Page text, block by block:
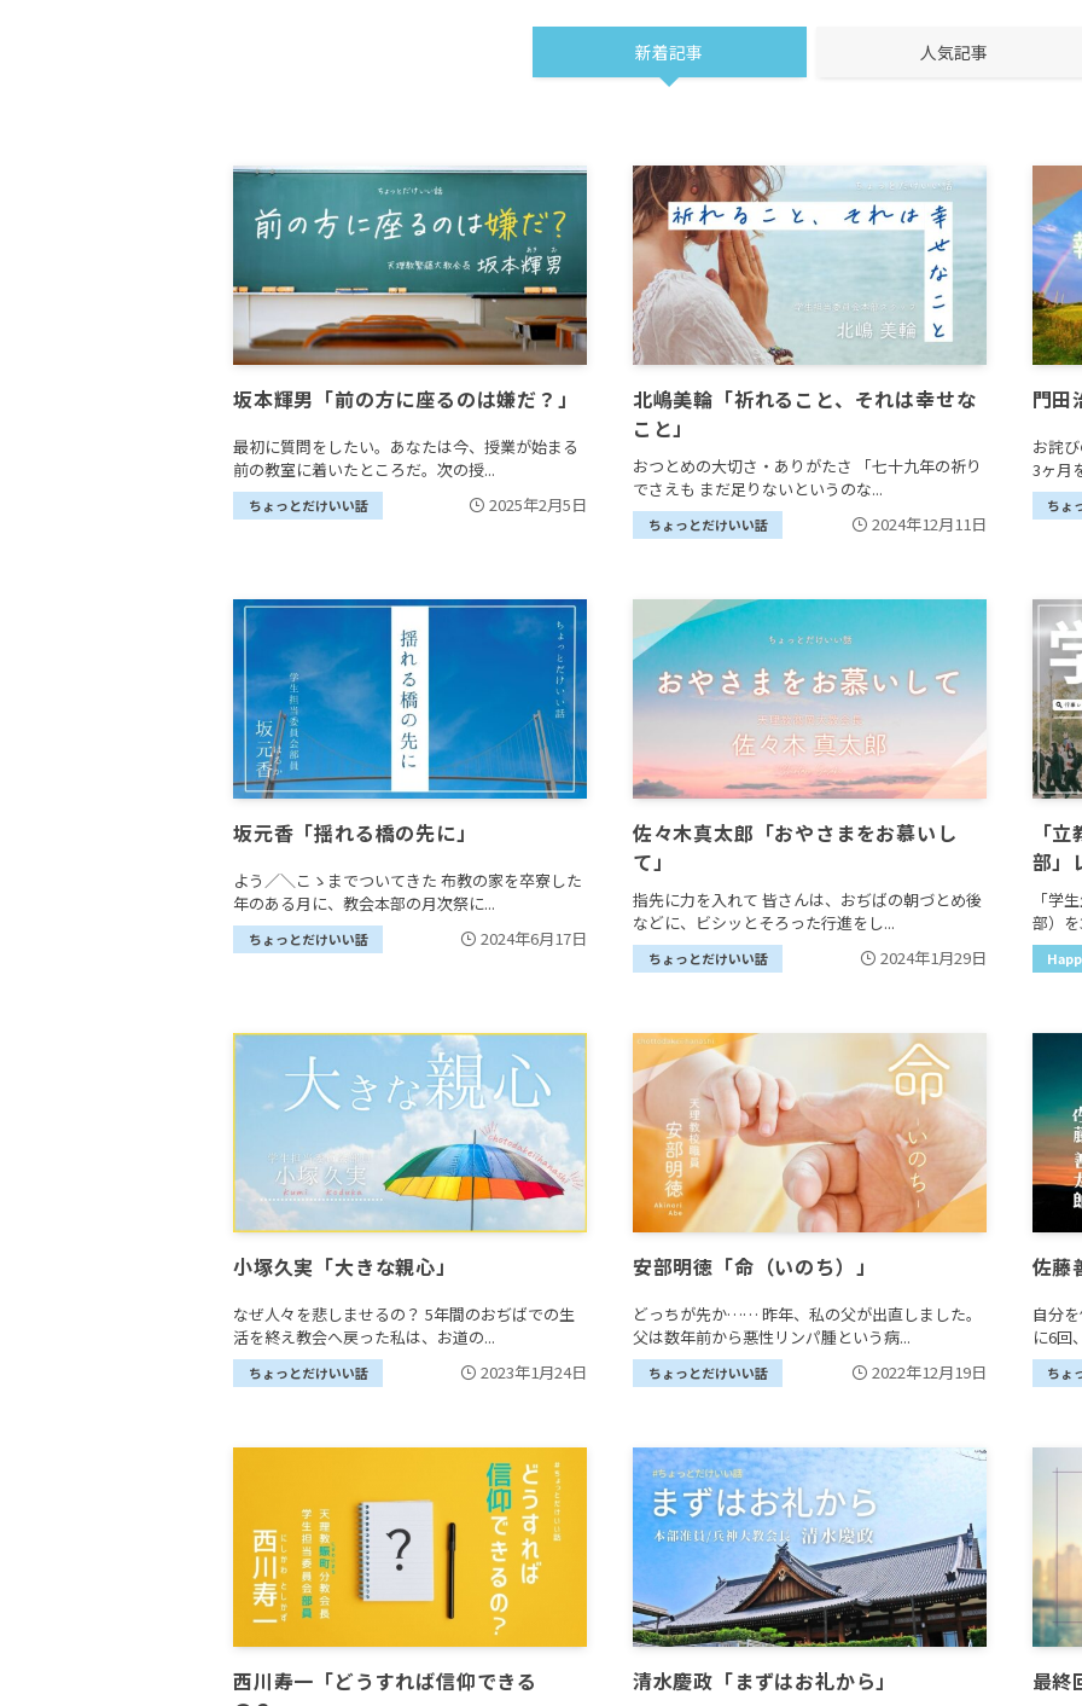
新着記事 人気記事
坂本輝男「前の方に座るのは嫌だ？」
最初に質問をしたい。あなたは今、授業が始まる
前の教室に着いたところだ。次の授...
2025年2月5日
ちょっとだけいい話
北嶋美輪「祈れること、それは幸せな
こと」
おつとめの大切さ・ありがたさ 「七十九年の祈り
でさえも まだ足りないというのな...
2024年12月11日
ちょっとだけいい話
門田
お詫
3ヶ月
ちょ
坂元香「揺れる橋の先に」
よう／＼こゝまでついてきた 布教の家を卒寮した
年のある月に、教会本部の月次祭に...
2024年6月17日
ちょっとだけいい話
佐々木真太郎「おやさまをお慕いし
て」
指先に力を入れて 皆さんは、おぢばの朝づとめ後
などに、ビシッとそろった行進をし...
2024年1月29日
ちょっとだけいい話
「
部」
「学
部）
小塚久実「大きな親心」
なぜ人々を悲しませるの？ 5年間のおぢばでの生
活を終え教会へ戻った私は、お道の...
2023年1月24日
ちょっとだけいい話
安部明徳「命（いのち）」
どっちが先か…… 昨年、私の父が出直しました。
父は数年前から悪性リンパ腫という病...
2022年12月19日
ちょっとだけいい話
佐藤
自分
に6回
ちょ
西川寿一「どうすれば信仰できる
清水慶政「まずはお礼から」 最終